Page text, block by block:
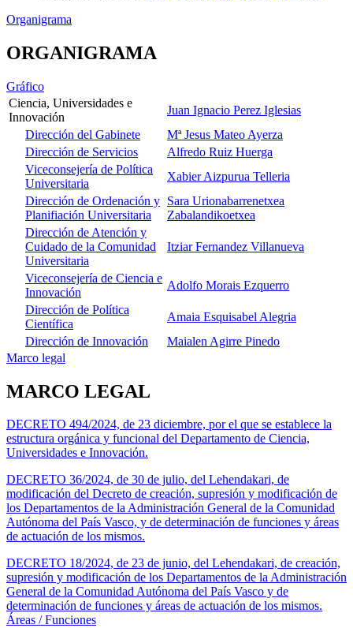
Organigrama
ORGANIGRAMA
Gráfico
Ciencia, Universidades e
Innovación
Juan Ignacio Perez Iglesias
Dirección del Gabinete
Mª Jesus Mateo Ayerza
Dirección de Servicios
Alfredo Ruiz Huerga
Viceconsejería de Política
Universitaria
Xabier Aizpurua Telleria
Dirección de Ordenación y
Planifiación Universitaria
Sara Urionabarrenetxea
Zabalandikoetxea
Dirección de Atención y
Cuidado de la Comunidad
Universitaria
Itziar Fernandez Villanueva
Viceconsejería de Ciencia e
Innovación
Adolfo Morais Ezquerro
Dirección de Política
Científica
Amaia Esquisabel Alegria
Dirección de Innovación
Maialen Agirre Pinedo
Marco legal
MARCO LEGAL
DECRETO 494/2024, de 23 diciembre, por el que se establece la
estructura orgánica y funcional del Departamento de Ciencia,
Universidades e Innovación.
DECRETO 36/2024, de 30 de julio, del Lehendakari, de
modificación del Decreto de creación, supresión y modificación de
los Departamentos de la Administración General de la Comunidad
Autónoma del País Vasco, y de determinación de funciones y áreas
de actuación de los mismos.
DECRETO 18/2024, de 23 de junio, del Lehendakari, de creación,
supresión y modificación de los Departamentos de la Administración
General de la Comunidad Autónoma del País Vasco y de
determinación de funciones y áreas de actuación de los mismos.
Áreas / Funciones